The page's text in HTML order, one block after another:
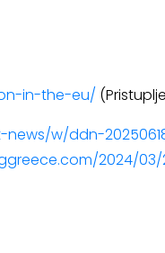
in-the-eu/
w/ddn-
2024/